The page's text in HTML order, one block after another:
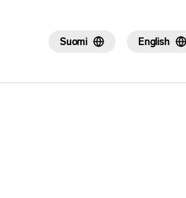
Suomi English